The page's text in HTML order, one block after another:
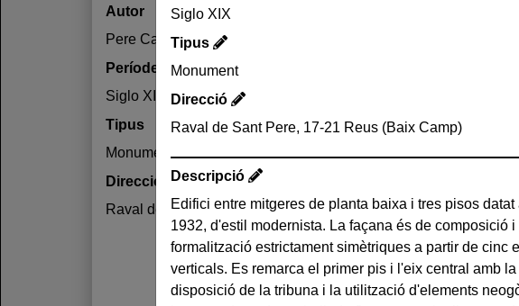
Siglo XIX
Tipus
Monument
Direcció
Raval de Sant Pere, 17-21 Reus (Baix Camp)
Descripció
Edifici entre mitgeres de planta baixa i tres pisos datat
1932, d'estil modernista. La façana és de composició i
formalització estrictament simètriques a partir de cinc
verticals. Es remarca el primer pis i l'eix central amb la
disposició de la tribuna i la utilització d'elements
a dues obertures, a cada costt de l'eix. La planta
construïda en pedra, mentre que la resta de la façana és
estucada, amb aplicacions decoratives de pedra
finestres i la tribuna. La decoració s'inspira en elements vegetals
i en la tradició medieval, com és el cas de les
Autor
Pere Caselles i Tarrats /
Període
Siglo XIX
Tipus
Monument
Direcció
Raval de Sant Pere, 17-21 Reus (Baix Camp)